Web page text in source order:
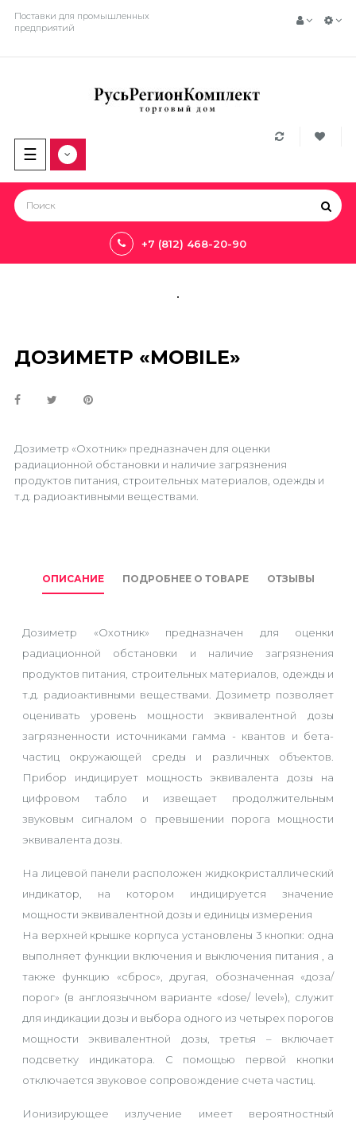
Поставки для промышленных
предприятий
Toggle
navigation
☰
+7 (812) 468-20-90
ДОЗИМЕТР «MOBILE»
Дозиметр «Охотник» предназначен для оценки
радиационной обстановки и наличие загрязнения
продуктов питания, строительных материалов, одежды и
т.д. радиоактивными веществами.
ОПИСАНИЕ ПОДРОБНЕЕ О ТОВАРЕ ОТЗЫВЫ
Дозиметр «Охотник» предназначен для оценки
радиационной обстановки и наличие загрязнения
продуктов питания, строительных материалов, одежды и
т.д. радиоактивными веществами. Дозиметр позволяет
оценивать уровень мощности эквивалентной дозы
загрязненности источниками гамма - квантов и бета-
частиц окружающей среды и различных объектов.
Прибор индицирует мощность эквивалента дозы на
цифровом табло и извещает продолжительным
звуковым сигналом о превышении порога мощности
эквивалента дозы.
На лицевой панели расположен жидкокристаллический
индикатор, на котором индицируется значение
мощности эквивалентной дозы и единицы измерения
На верхней крышке корпуса установлены 3 кнопки: одна
выполняет функции включения и выключения питания , а
также функцию «сброс», другая, обозначенная «доза/
порог» (в англоязычном варианте «dose/ level»), служит
для индикации дозы и выбора одного из четырех порогов
мощности эквивалентной дозы, третья – включает
подсветку индикатора. С помощью первой кнопки
отключается звуковое сопровождение счета частиц.
Ионизирующее излучение имеет вероятностный